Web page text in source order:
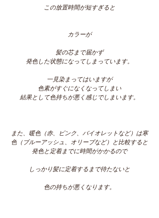
この放置時間が短すぎると
カラーが
髪の芯まで届かず
発色した状態になってしまっています。
一見染まってはいますが
色素がすぐになくなってしまい
結果として色持ちが悪く感じでしまいます。
また、暖色（赤、ピンク、バイオレットなど）は寒
色（ブルーアッシュ、オリーブなど）と比較すると
発色と定着までに時間がかかるので
しっかり髪に定着するまで待たないと
色の持ちが悪くなります。